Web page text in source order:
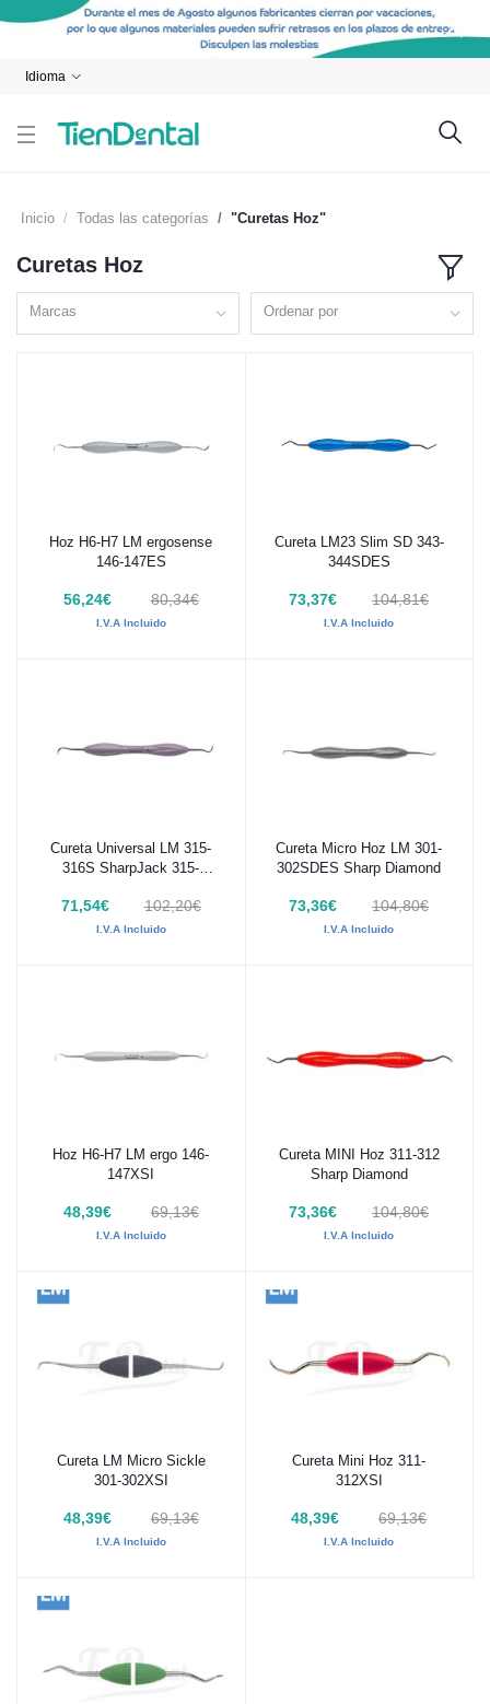
Idioma
Inicio Todas las categorías "Curetas Hoz"
Curetas Hoz
Marcas Ordenar por
Añadir al carrito
Hoz H6-H7 LM ergosense
146-147ES
56,24€ 80,34€
I.V.A Incluido
Añadir al carrito
Cureta LM23 Slim SD 343-
344SDES
73,37€ 104,81€
I.V.A Incluido
Añadir al carrito
Cureta Universal LM 315-
316S SharpJack 315-
71,54€ 102,20€
I.V.A Incluido
Añadir al carrito
Cureta Micro Hoz LM 301-
302SDES Sharp Diamond
73,36€ 104,80€
I.V.A Incluido
Añadir al carrito
Hoz H6-H7 LM ergo 146-
147XSI
48,39€ 69,13€
I.V.A Incluido
Añadir al carrito
Cureta MINI Hoz 311-312
Sharp Diamond
73,36€ 104,80€
I.V.A Incluido
Añadir al carrito
Cureta LM Micro Sickle
301-302XSI
48,39€ 69,13€
I.V.A Incluido
Añadir al carrito
Cureta Mini Hoz 311-
312XSI
48,39€ 69,13€
I.V.A Incluido